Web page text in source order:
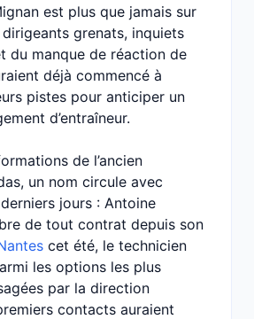
est plus que jamais sur
grenats, inquiets
du manque de réaction de
déjà commencé à
pistes pour anticiper un
d’entraîneur.
de l’ancien
un nom circule avec
jours : Antoine
de tout contrat depuis son
cet été, le technicien
les options les plus
par la direction
contacts auraient